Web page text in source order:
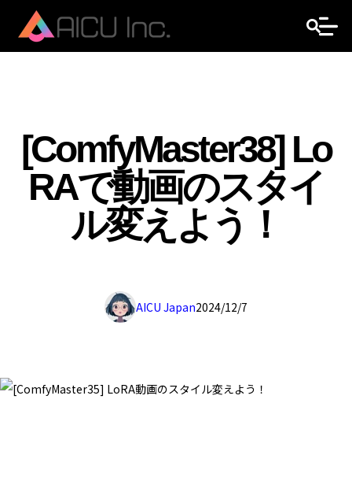
[ComfyMaster38] Lo
RAで動画のスタイ
ル変えよう！
2024/12/7
AICU Japan